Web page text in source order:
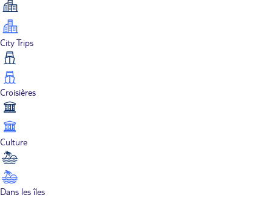
City Trips
Croisières
Culture
Dans les îles